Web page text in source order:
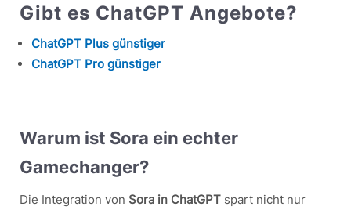
Gibt es ChatGPT Angebote?
ChatGPT Plus günstiger
ChatGPT Pro günstiger
Warum ist Sora ein echter
Gamechanger?
Die Integration von Sora in ChatGPTspart nicht nur